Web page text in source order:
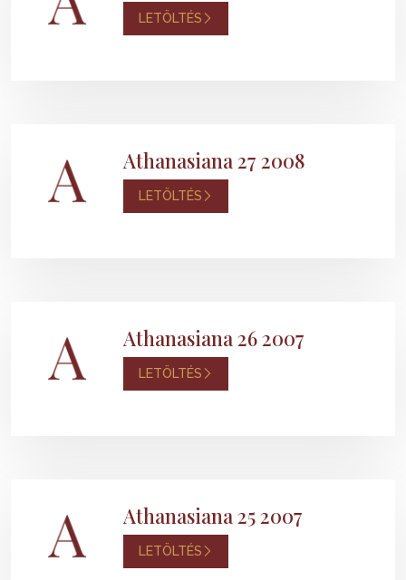
LETÖLTÉS
Athanasiana 27 2008
LETÖLTÉS
Athanasiana 26 2007
LETÖLTÉS
Athanasiana 25 2007
LETÖLTÉS